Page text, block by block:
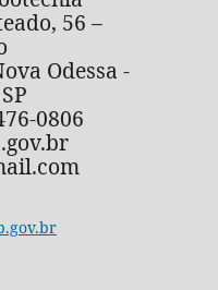
56 –
Odessa -
0806